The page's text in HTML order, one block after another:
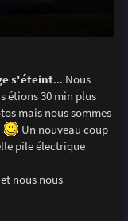
s'éteint... Nous
étions 30 min plus
mais nous sommes
Un nouveau coup
pile électrique
nous nous